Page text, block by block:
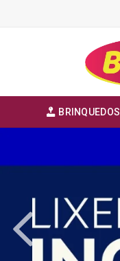
BRINQUEDOS